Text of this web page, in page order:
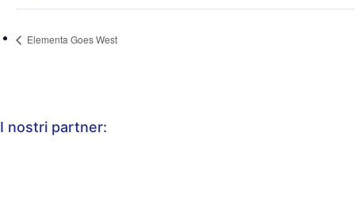
Elementa Goes West
I nostri partner: